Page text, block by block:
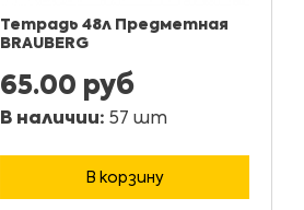
Тетрадь 48л Предметная
BRAUBERG
65.00 руб
В наличии: 57 шт
В корзину